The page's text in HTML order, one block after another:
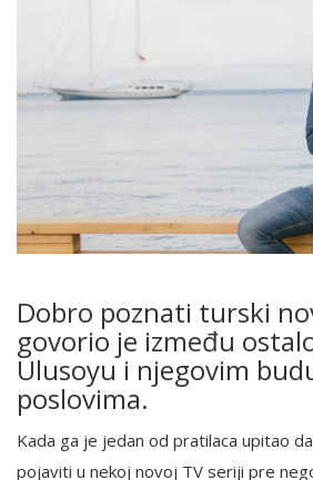
Dobro poznati turski
govorio je između
Ulusoyu i njegovim
poslovima.
Kada ga je jedan od pratilaca upitao
pojaviti u nekoj novoj TV seriji pre